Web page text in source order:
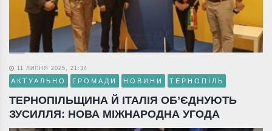
11 ЛИПНЯ 2025, 21:34
АКТУАЛЬНО ГРОМАДИ НОВИНИ ТЕРНОПІЛЬ
ТЕРНОПІЛЬЩИНА Й ІТАЛІЯ ОБ’ЄДНУЮТЬ
ЗУСИЛЛЯ: НОВА МІЖНАРОДНА УГОДА